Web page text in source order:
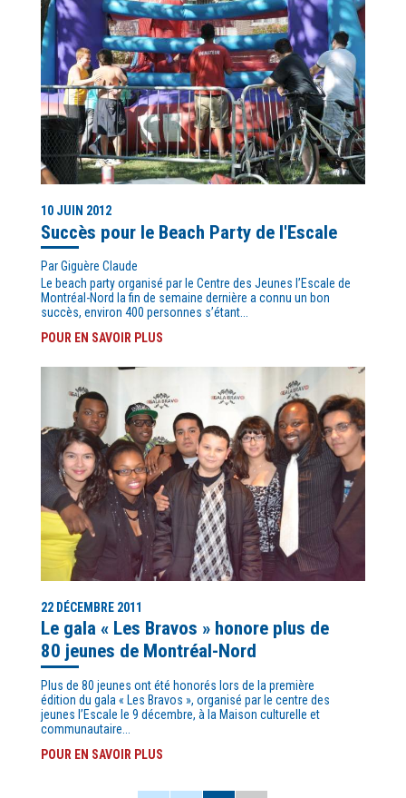
10 JUIN 2012
Succès pour le Beach Party de l'Escale
Par Giguère Claude
Le beach party organisé par le Centre des Jeunes l’Escale de
Montréal-Nord la fin de semaine dernière a connu un bon
succès, environ 400 personnes s’étant...
POUR EN SAVOIR PLUS
22 DÉCEMBRE 2011
Le gala « Les Bravos » honore plus de
80 jeunes de Montréal-Nord
Plus de 80 jeunes ont été honorés lors de la première
édition du gala « Les Bravos », organisé par le centre des
jeunes l’Escale le 9 décembre, à la Maison culturelle et
communautaire...
POUR EN SAVOIR PLUS